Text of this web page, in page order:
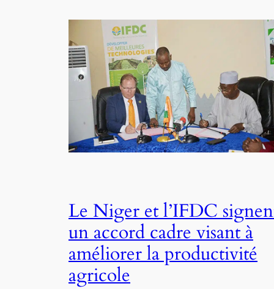
Le Niger et l’IFDC
un accord cadre visant à
améliorer la productivité
agricole